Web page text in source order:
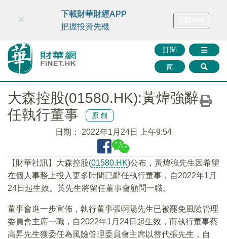
財華智庫網 FINTV FINMETA 財華證券 媒體矩陣
訂閱
简
×
下載財華財經APP
把握投資先機
大森控股(01580.HK):黃煒強辭
任執行董事
原創
日期： 2022年1月24日 上午9:54
【財華社訊】大森控股(01580.HK)公布，黃煒強先生因希望
在個人事務上投入更多時間已辭任執行董事，自2022年1月
24日起生效。黃先生將留任董事會顧問一職。
董事會進一步宣佈，執行董事張啊陽先生已被罷免風險管理
委員會主席一職，自2022年1月24日起生效，而執行董事蔡
高昇先生獲委任為風險管理委員會主席以替代張先生，自